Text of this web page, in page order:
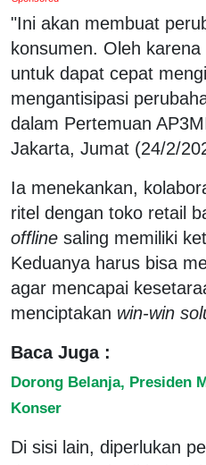
"Ini akan membuat
konsumen. Oleh
untuk dapat cepat
mengantisipasi
dalam Pertemuan
Jakarta, Jumat (24/2/
Ia menekankan,
ritel dengan toko retail
offline saling memiliki
Keduanya harus bisa
agar mencapai
menciptakan win-win
Baca Juga :
Dorong Belanja, Presiden
Konser
Di sisi lain, diperlukan